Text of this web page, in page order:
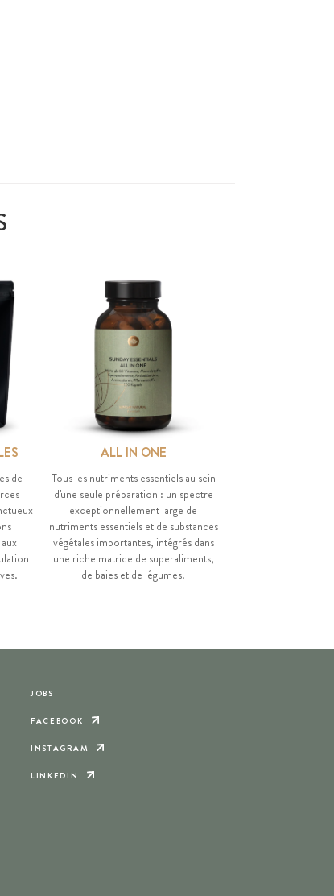
de
ALL IN ONE
Tous les nutriments essentiels au sein
d'une seule préparation : un spectre
exceptionnellement large de
nutriments essentiels et de substances
végétales importantes, intégrés dans
une riche matrice de superaliments,
de baies et de légumes.
JOBS
FACEBOOK
INSTAGRAM
LINKEDIN